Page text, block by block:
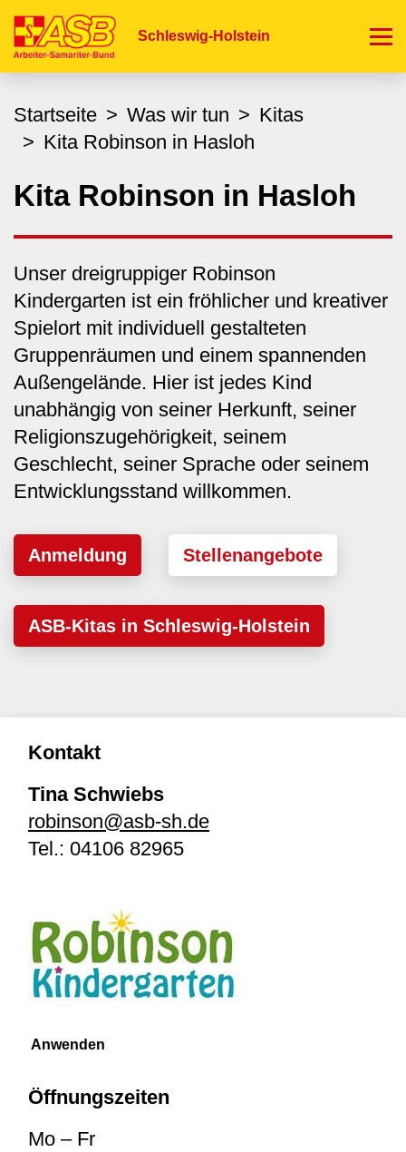
zum
Schleswig-Holstein
Startseite Was wir tun
Kitas
Kita Robinson in Hasloh
Kita Robinson in Hasloh
Unser dreigruppiger Robinson
Kindergarten ist ein fröhlicher und kreativer
Spielort mit individuell gestalteten
Gruppenräumen und einem spannenden
Außengelände. Hier ist jedes Kind
unabhängig von seiner Herkunft, seiner
Religionszugehörigkeit, seinem
Geschlecht, seiner Sprache oder seinem
Entwicklungsstand willkommen.
Anmeldung Stellenangebote
ASB-Kitas in Schleswig-Holstein
Kontakt
Tina Schwiebs
robinson@asb-sh.de
Tel.: 04106 82965
Öffnungszeiten
Mo – Fr